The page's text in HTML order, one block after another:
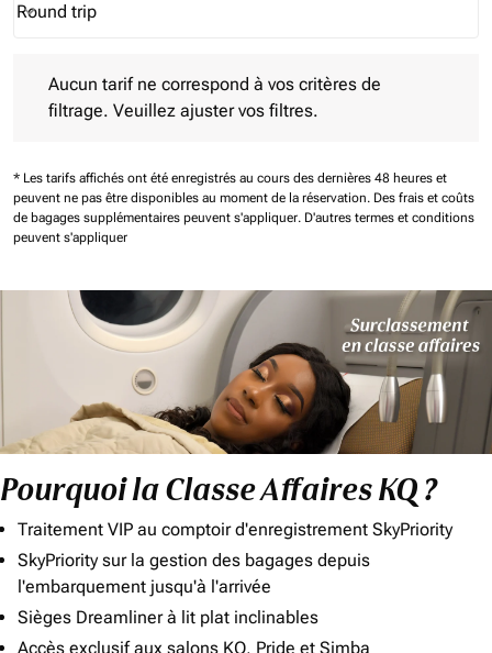
Journey Types option Round trip Selected
Round trip
keyboard_arrow_down
Aucun tarif ne correspond à vos critères de
filtrage. Veuillez ajuster vos filtres.
* Les tarifs affichés ont été enregistrés au cours des dernières 48 heures et
peuvent ne pas être disponibles au moment de la réservation. Des frais et coûts
de bagages supplémentaires peuvent s'appliquer. D'autres termes et conditions
peuvent s'appliquer
Pourquoi la Classe Affaires KQ ?
Traitement VIP au comptoir d'enregistrement SkyPriority
SkyPriority sur la gestion des bagages depuis
l'embarquement jusqu'à l'arrivée
Sièges Dreamliner à lit plat inclinables
Accès exclusif aux salons KQ, Pride et Simba